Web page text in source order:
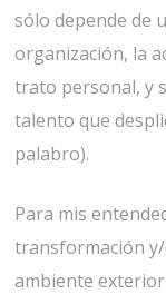
sólo depende de
organización, la
trato personal, y
talento que
palabro).
Para mis
transformación
ambiente